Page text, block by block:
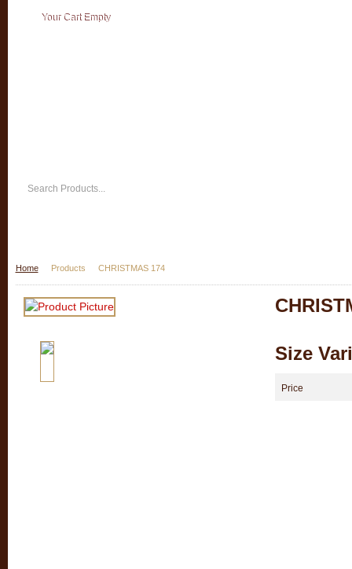
Your Cart Empty
Home Products CHRISTMAS 174
Size
Price